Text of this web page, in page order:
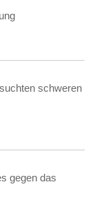
schweren
gegen das